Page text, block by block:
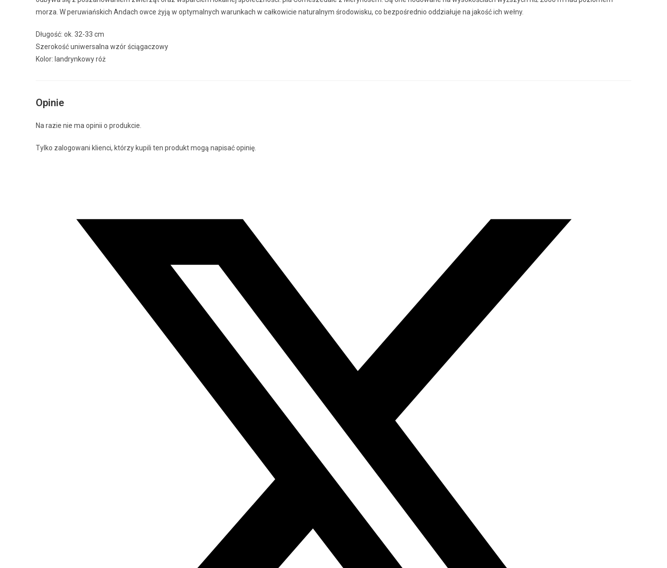
morza. W peruwiańskich Andach owce żyją w optymalnych warunkach w całkowicie naturalnym środowisku, co bezpośrednio oddziałuje na jakość ich wełny.
Długość: ok. 32-33 cm
Szerokość uniwersalna wzór ściągaczowy
Kolor: landrynkowy róż
Opinie
Na razie nie ma opinii o produkcie.
Tylko zalogowani klienci, którzy kupili ten produkt mogą napisać opinię.